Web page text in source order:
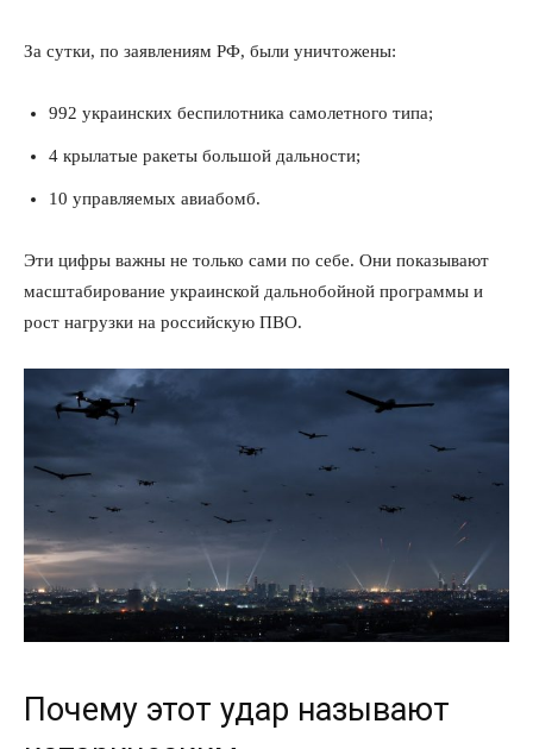
За сутки, по заявлениям РФ, были уничтожены:
992 украинских беспилотника самолетного типа;
4 крылатые ракеты большой дальности;
10 управляемых авиабомб.
Эти цифры важны не только сами по себе. Они показывают
масштабирование украинской дальнобойной программы и
рост нагрузки на российскую ПВО.
Почему этот удар называют